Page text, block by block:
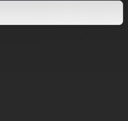
.